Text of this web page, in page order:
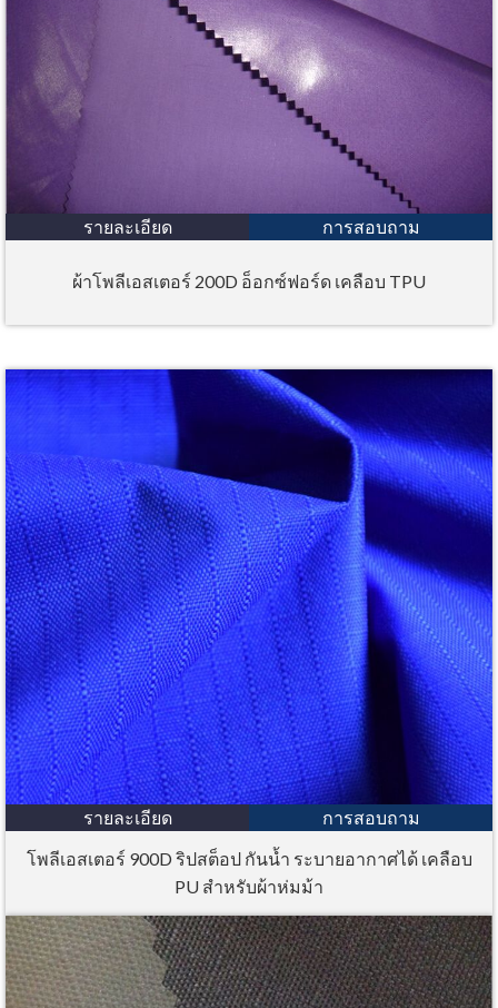
รายละเอียด การสอบถาม
ผ้าโพลีเอสเตอร์ 200D อ็อกซ์ฟอร์ด เคลือบ TPU
รายละเอียด
การสอบถาม
โพลีเอสเตอร์ 900D ริปสต็อป กันน้ำ ระบายอากาศได้ เคลือบ
PU สำหรับผ้าห่มม้า